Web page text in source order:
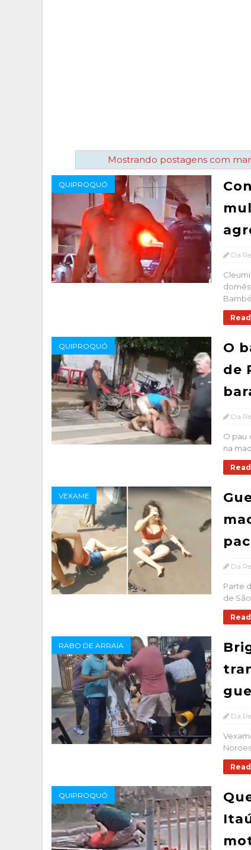
Mostrando postagens com
QUIPROQUÓ
Da
QUIPROQUÓ
O
de
Da
O pau
na
VEXAME
Da
Parte
de
RABO DE ARRAIA
Da
QUIPROQUÓ